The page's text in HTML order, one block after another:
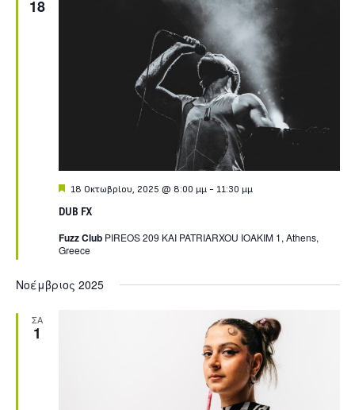
18
DUB FX
Featured
18 Οκτωβρίου, 2025 @ 8:00 μμ- 11:30 μμ
Fuzz Club PIREOS 209 KAI PATRIARXOU IOAKIM 1, Athens,
Greece
Νοέμβριος 2025
ΣΑ
1